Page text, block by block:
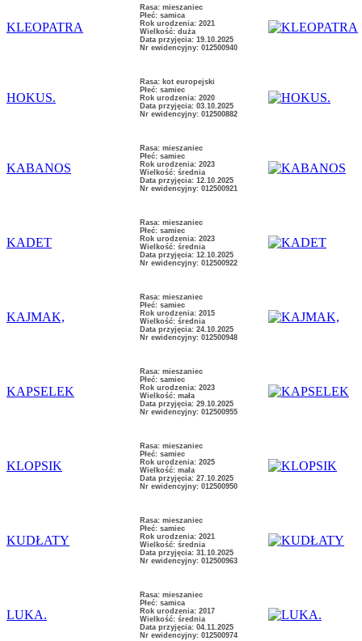
KLEOPATRA
Rasa: mieszaniec
Płeć: samica
Rok urodzenia: 2021
Wielkość: duża
Data przyjęcia: 19.10.2025
Nr ewidencyjny: 012500940
HOKUS.
Rasa: kot europejski
Płeć: samiec
Rok urodzenia: 2020
Data przyjęcia: 03.10.2025
Nr ewidencyjny: 012500882
KABANOS
Rasa: mieszaniec
Płeć: samiec
Rok urodzenia: 2023
Wielkość: średnia
Data przyjęcia: 12.10.2025
Nr ewidencyjny: 012500921
KADET
Rasa: mieszaniec
Płeć: samiec
Rok urodzenia: 2023
Wielkość: średnia
Data przyjęcia: 12.10.2025
Nr ewidencyjny: 012500922
KAJMAK,
Rasa: mieszaniec
Płeć: samiec
Rok urodzenia: 2015
Wielkość: średnia
Data przyjęcia: 24.10.2025
Nr ewidencyjny: 012500948
KAPSELEK
Rasa: mieszaniec
Płeć: samiec
Rok urodzenia: 2023
Wielkość: mała
Data przyjęcia: 29.10.2025
Nr ewidencyjny: 012500955
KLOPSIK
Rasa: mieszaniec
Płeć: samiec
Rok urodzenia: 2025
Wielkość: mała
Data przyjęcia: 27.10.2025
Nr ewidencyjny: 012500950
KUDŁATY
Rasa: mieszaniec
Płeć: samiec
Rok urodzenia: 2021
Wielkość: średnia
Data przyjęcia: 31.10.2025
Nr ewidencyjny: 012500963
LUKA.
Rasa: mieszaniec
Płeć: samica
Rok urodzenia: 2017
Wielkość: średnia
Data przyjęcia: 04.11.2025
Nr ewidencyjny: 012500974